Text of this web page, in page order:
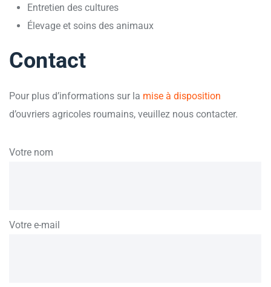
Entretien des cultures
Élevage et soins des animaux
Contact
Pour plus d’informations sur la mise à disposition
d’ouvriers agricoles roumains, veuillez nous contacter.
Votre nom
Votre e-mail